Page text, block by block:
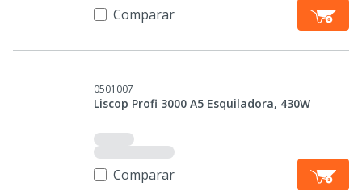
Comparar
0501007
Liscop Profi 3000 A5 Esquiladora, 430W
Comparar